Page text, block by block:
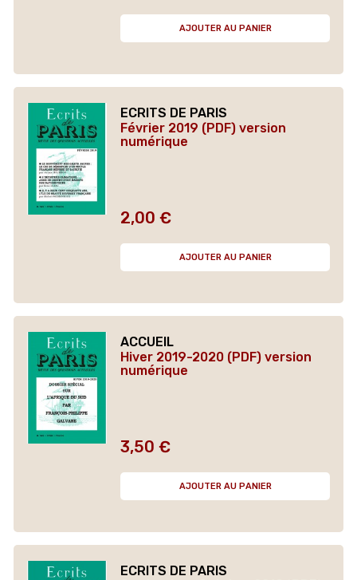
AJOUTER AU PANIER
ECRITS DE PARIS
Février 2019 (PDF) version
numérique
Prix
2,00 €
AJOUTER AU PANIER
ACCUEIL
Hiver 2019-2020 (PDF) version
numérique
Prix
3,50 €
AJOUTER AU PANIER
ECRITS DE PARIS